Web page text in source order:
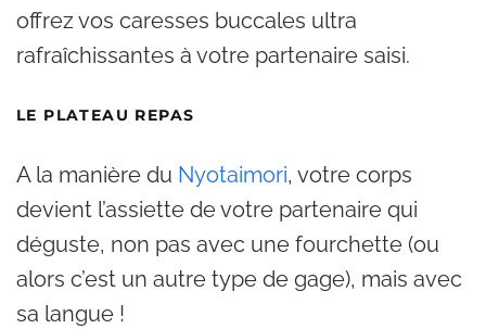
offrez vos caresses buccales ultra
rafraîchissantes à votre partenaire saisi.
LE PLATEAU REPAS
A la manière du Nyotaimori, votre corps
devient l’assiette de votre partenaire qui
déguste, non pas avec une fourchette (ou
alors c’est un autre type de gage), mais avec
sa langue !